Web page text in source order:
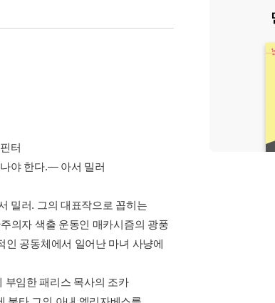
터
야 한다.— 아서 밀러
밀러. 그의 대표작으로 꼽히는
의자 색출 운동인 매카시즘의 광풍
인 공동체에서 일어난 마녀 사냥에
부임한 패리스 목사의 조카